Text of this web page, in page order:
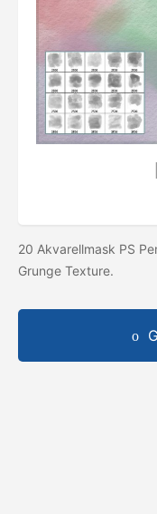
20 Akvarellmask PS
Grunge Texture.